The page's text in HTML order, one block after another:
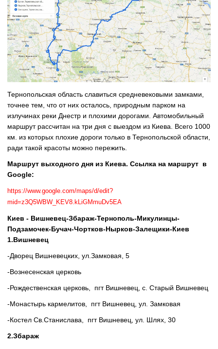
Тернопольская область славиться средневековыми замками,
точнее тем, что от них осталось, природным парком на
излучинах реки Днестр и плохими дорогами. Автомобильный
маршрут рассчитан на три дня с выездом из Киева. Всего 1000
км. из которых плохие дороги только в Тернопольской области,
ради такой красоты можно пережить.
Маршрут выходного дня из Киева. Ссылка на маршрут в
Google:
https://www.google.com/maps/d/edit?
mid=z3Q5WBW_KEV8.kLiGMmuDv5EA
Киев - Вишневец-Збараж-Тернополь-Микулинцы-
Подзамочек-Бучач-Чортков-Нырков-Залещики-Киев
1.Вишневец
-Дворец Вишневецких, ул.Замковая, 5
-Вознесенская церковь
-Рождественская церковь, пгт Вишневец, с. Старый Вишневец
-Монастырь кармелитов, пгт Вишневец, ул. Замковая
-Костел Св.Станислава, пгт Вишневец, ул. Шлях, 30
2.Збараж